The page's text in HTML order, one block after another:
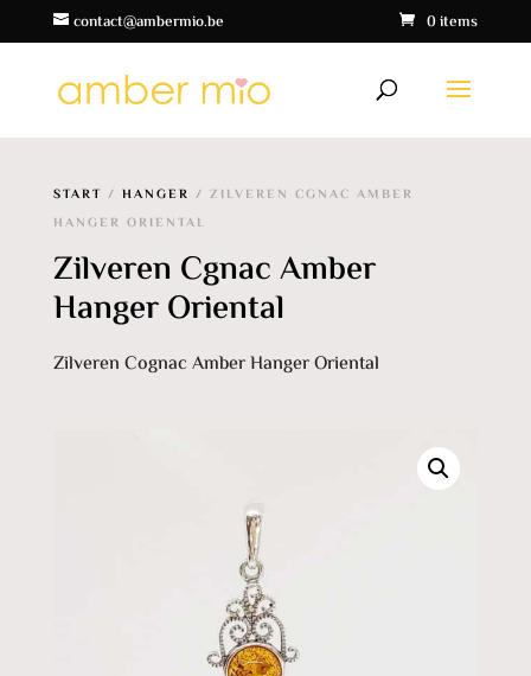
contact@ambermio.be 0 items
START / HANGER / ZILVEREN CGNAC AMBER
HANGER ORIENTAL
Zilveren Cgnac Amber
Hanger Oriental
Zilveren Cognac Amber Hanger Oriental